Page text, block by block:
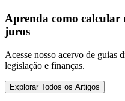
Aprenda como calcular
juros
Acesse nosso acervo de guias
legislação e finanças.
Explorar Todos os Artigos